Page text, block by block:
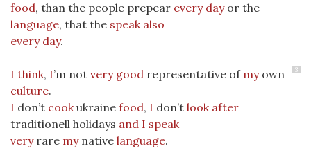
food, than the people prepear every dayor the
language, that the speak also
every day.
3
I think, I’m not very good representative of myown
culture.
I don’t cookukraine food, I don’t look after
traditionell holidays and I speak
veryrare mynative language.